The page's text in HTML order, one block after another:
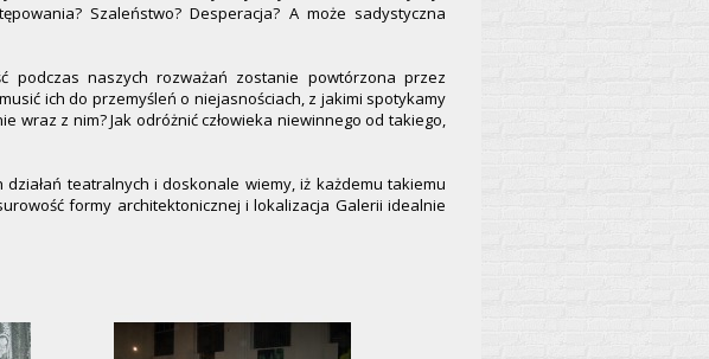
Szaleństwo? Desperacja? A może sadystyczna
podczas naszych rozważań zostanie powtórzona przez
ich do przemyśleń o niejasnościach, z jakimi spotykamy
wraz z nim? Jak odróżnić człowieka niewinnego od takiego,
teatralnych i doskonale wiemy, iż każdemu takiemu
formy architektonicznej i lokalizacja Galerii idealnie